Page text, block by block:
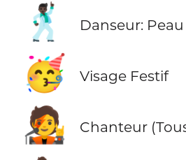
🕺🏿 Danseur:
🥳 Visage Festif
🧑‍🎤 Chanteur